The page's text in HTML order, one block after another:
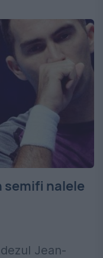
semifi nalele
Jean-